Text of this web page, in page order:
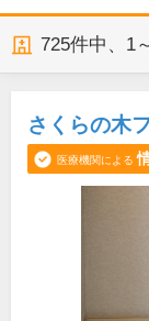
725件中、 1
さくらの木
医療機関による